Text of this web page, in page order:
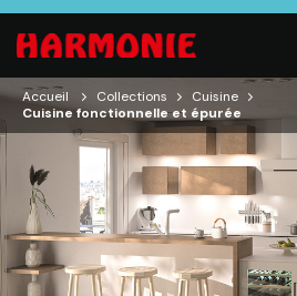
Accueil Collections
Cuisine
Cuisine fonctionnelle et épurée